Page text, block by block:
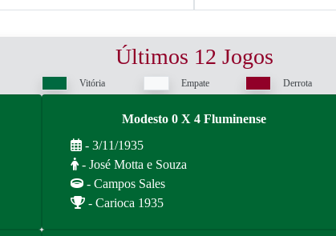
Últimos 12 Jogos
Vitória Empate Derrota
Modesto 0 X 4 Fluminense
- 3/11/1935
- José Motta e Souza
- Campos Sales
- Carioca 1935